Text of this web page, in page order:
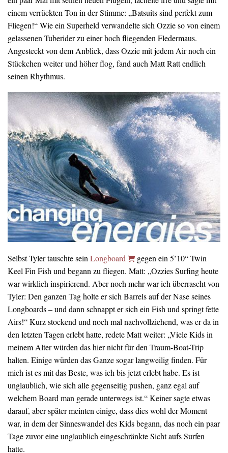
einem verrückten Ton in der Stimme: „Batsuits sind perfekt zum
Fliegen!“ Wie ein Superheld verwandelte sich Ozzie so von einem
gelassenen Tuberider zu einer hoch fliegenden Fledermaus.
Angesteckt von dem Anblick, dass Ozzie mit jedem Air noch ein
Stückchen weiter und höher flog, fand auch Matt Ratt endlich
seinen Rhythmus.
Selbst Tyler tauschte seinLongboard
gegen ein 5’10“ Twin
Keel Fin Fish und begann zu fliegen. Matt: „Ozzies Surfing heute
war wirklich inspirierend. Aber noch mehr war ich überrascht von
Tyler: Den ganzen Tag holte er sich Barrels auf der Nase seines
Longboards – und dann schnappt er sich ein Fish und springt fette
Airs!“ Kurz stockend und noch mal nachvollziehend, was er da in
den letzten Tagen erlebt hatte, redete Matt weiter: „Viele Kids in
meinem Alter würden das hier nicht für den Traum-Boat-Trip
halten. Einige würden das Ganze sogar langweilig finden. Für
mich ist es mit das Beste, was ich bis jetzt erlebt habe. Es ist
unglaublich, wie sich alle gegenseitig pushen, ganz egal auf
welchem Board man gerade unterwegs ist.“ Keiner sagte etwas
darauf, aber später meinten einige, dass dies wohl der Moment
war, in dem der Sinneswandel des Kids begann, das noch ein paar
Tage zuvor eine unglaublich eingeschränkte Sicht aufs Surfen
hatte.